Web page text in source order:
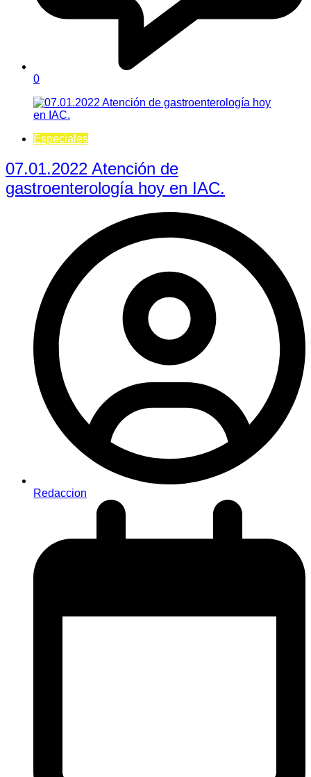
0
Especiales
07.01.2022 Atención de
gastroenterología hoy en IAC.
Redaccion